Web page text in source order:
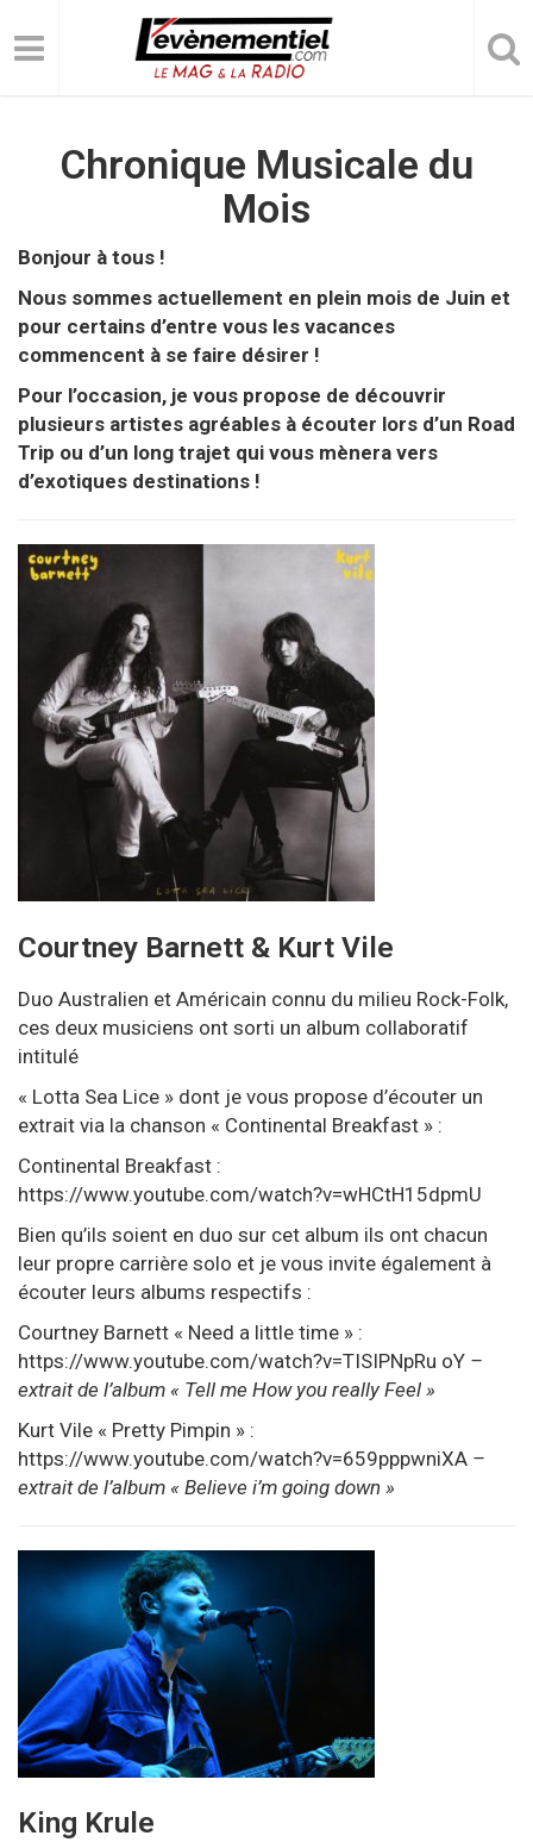
Chronique Musicale du
Mois
Bonjour à tous !
Nous sommes actuellement en plein mois de Juin et
pour certains d’entre vous les vacances
commencent à se faire désirer !
Pour l’occasion, je vous propose de découvrir
plusieurs artistes agréables à écouter lors d’un Road
Trip ou d’un long trajet qui vous mènera vers
d’exotiques destinations !
Courtney Barnett & Kurt Vile
Duo Australien et Américain connu du milieu Rock-Folk,
ces deux musiciens ont sorti un album collaboratif
intitulé
« Lotta Sea Lice » dont je vous propose d’écouter un
extrait via la chanson « Continental Breakfast » :
Continental Breakfast :
https://www.youtube.com/watch?v=wHCtH15dpmU
Bien qu’ils soient en duo sur cet album ils ont chacun
leur propre carrière solo et je vous invite également à
écouter leurs albums respectifs :
Courtney Barnett « Need a little time » :
https://www.youtube.com/watch?v=TISIPNpRu oY –
extrait de l’album « Tell me How you really Feel »
Kurt Vile « Pretty Pimpin » :
https://www.youtube.com/watch?v=659pppwniXA –
extrait de l’album « Believe i’m going down »
King Krule